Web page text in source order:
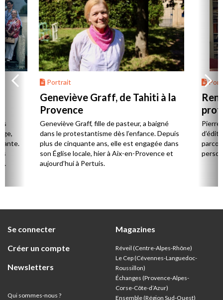
Portrait
Geneviève Graff, de Tahiti à la
Provence
Geneviève Graff, fille de pasteur, a baigné
dans le protestantisme dès l’enfance. Depuis
plus de cinquante ans, elle est engagée dans
son Église locale, hier à Aix-en-Provence et
aujourd’hui à Pertuis.
Se connecter
Créer un compte
Newsletters
Qui sommes-nous ?
Magazines
Réveil (Centre-Alpes-Rhône)
Le Cep (Cévennes-Languedoc-
Roussillon)
Échanges (Provence-Alpes-
Corse-Côte-d’Azur)
Ensemble (Région Sud-Ouest)